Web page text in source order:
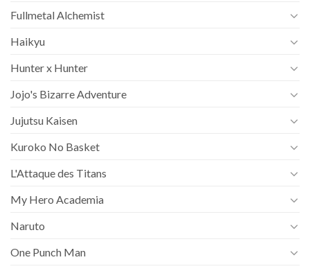
Fullmetal Alchemist
Haikyu
Hunter x Hunter
Jojo's Bizarre Adventure
Jujutsu Kaisen
Kuroko No Basket
L'Attaque des Titans
My Hero Academia
Naruto
One Punch Man